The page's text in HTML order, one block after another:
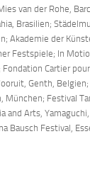
van der Rohe,
Brasilien;
Akademie der
Festspiele; In
Fondation Cartier pour
Genth, Belgien;
München; Festival
and Arts,
Bausch Festival,